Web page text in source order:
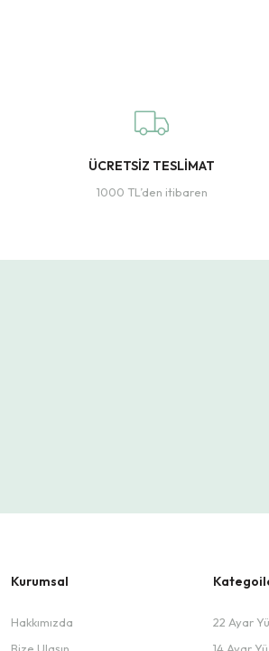
ÜCRETSİZ TESLİMAT
1000 TL’den itibaren
Kurumsal
Hakkımızda
22 Ayar